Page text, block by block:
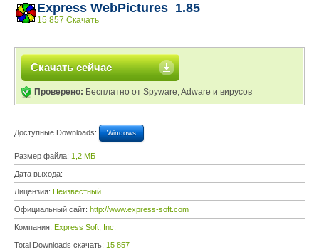
Express WebPictures 1.85
15 857 Скачать
Скачать сейчас
Проверено: Бесплатно от Spyware, Adware и вирусов
Доступные Downloads: Windows
Размер файла: 1,2 МБ
Дата выхода:
Лицензия: Неизвестный
Официальный сайт: http://www.express-soft.com
Компания: Express Soft, Inc.
Total Downloads скачать: 15 857